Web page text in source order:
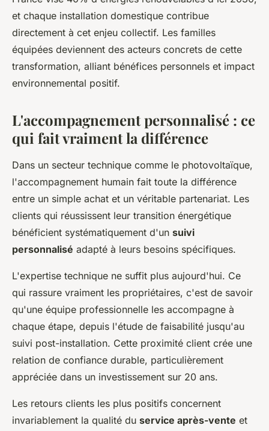
et chaque installation domestique contribue
directement à cet enjeu collectif. Les familles
équipées deviennent des acteurs concrets de cette
transformation, alliant bénéfices personnels et impact
environnemental positif.
L'accompagnement personnalisé : ce
qui fait vraiment la différence
Dans un secteur technique comme le photovoltaïque,
l'accompagnement humain fait toute la différence
entre un simple achat et un véritable partenariat. Les
clients qui réussissent leur transition énergétique
bénéficient systématiquement d'un suivi
personnalisé adapté à leurs besoins spécifiques.
L'expertise technique ne suffit plus aujourd'hui. Ce
qui rassure vraiment les propriétaires, c'est de savoir
qu'une équipe professionnelle les accompagne à
chaque étape, depuis l'étude de faisabilité jusqu'au
suivi post-installation. Cette proximité client crée une
relation de confiance durable, particulièrement
appréciée dans un investissement sur 20 ans.
Les retours clients les plus positifs concernent
invariablement la qualité du service après-vente et